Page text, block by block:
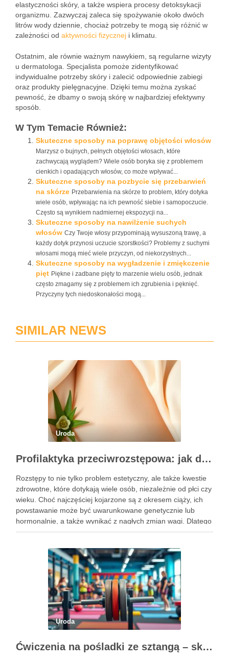
elastyczności skóry, a także wspiera procesy detoksykacji
organizmu. Zazwyczaj zaleca się spożywanie około dwóch
litrów wody dziennie, chociaż potrzeby te mogą się różnić w
zależności od aktywności fizycznej i klimatu.
Ostatnim, ale równie ważnym nawykiem, są regularne wizyty
u dermatologa. Specjalista pomoże zidentyfikować
indywidualne potrzeby skóry i zalecić odpowiednie zabiegi
oraz produkty pielęgnacyjne. Dzięki temu można zyskać
pewność, że dbamy o swoją skórę w najbardziej efektywny
sposób.
W Tym Temacie Również:
Skuteczne sposoby na poprawę objętości włosów
Marzysz o bujnych, pełnych objętości włosach, które
zachwycają wyglądem? Wiele osób boryka się z problemem
cienkich i opadających włosów, co może wpływać...
Skuteczne sposoby na pozbycie się przebarwień
na skórze Przebarwienia na skórze to problem, który dotyka
wiele osób, wpływając na ich pewność siebie i samopoczucie.
Często są wynikiem nadmiernej ekspozycji na...
Skuteczne sposoby na nawilżenie suchych
włosów Czy Twoje włosy przypominają wysuszoną trawę, a
każdy dotyk przynosi uczucie szorstkości? Problemy z suchymi
włosami mogą mieć wiele przyczyn, od niekorzystnych...
Skuteczne sposoby na wygładzenie i zmiękczenie
pięt Piękne i zadbane pięty to marzenie wielu osób, jednak
często zmagamy się z problemem ich zgrubienia i pęknięć.
Przyczyny tych niedoskonałości mogą...
SIMILAR NEWS
Uroda
Profilaktyka przeciwrozstępowa: jak dbać o skórę skutecznie?
Rozstępy to nie tylko problem estetyczny, ale także kwestie
zdrowotne, które dotykają wiele osób, niezależnie od płci czy
wieku. Choć najczęściej kojarzone są z okresem ciąży, ich
powstawanie może być uwarunkowane genetycznie lub
hormonalnie, a także wynikać z nagłych zmian wagi. Dlatego
kluczowe jest, aby już od najmłodszych lat zadbać …
Uroda
Ćwiczenia na pośladki ze sztangą – skuteczne metody i techniki treningowe